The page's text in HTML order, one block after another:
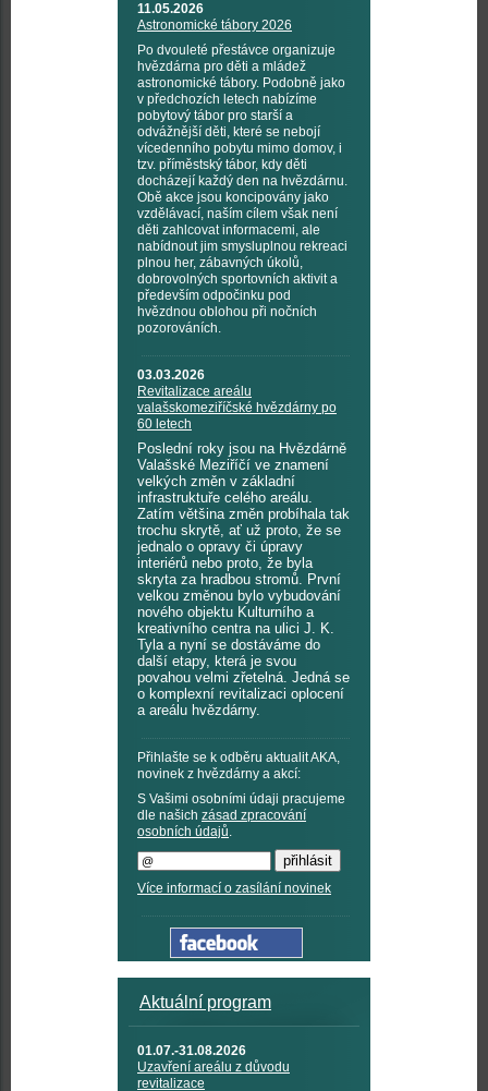
11.05.2026
Astronomické tábory 2026
Po dvouleté přestávce organizuje
hvězdárna pro děti a mládež
astronomické tábory. Podobně jako
v předchozích letech nabízíme
pobytový tábor pro starší a
odvážnější děti, které se nebojí
vícedenního pobytu mimo domov, i
tzv. příměstský tábor, kdy děti
docházejí každý den na hvězdárnu.
Obě akce jsou koncipovány jako
vzdělávací, naším cílem však není
děti zahlcovat informacemi, ale
nabídnout jim smysluplnou rekreaci
plnou her, zábavných úkolů,
dobrovolných sportovních aktivit a
především odpočinku pod
hvězdnou oblohou při nočních
pozorováních.
03.03.2026
Revitalizace areálu
valašskomeziříčské hvězdárny po
60 letech
Poslední roky jsou na Hvězdárně
Valašské Meziříčí ve znamení
velkých změn v základní
infrastruktuře celého areálu.
Zatím většina změn probíhala tak
trochu skrytě, ať už proto, že se
jednalo o opravy či úpravy
interiérů nebo proto, že byla
skryta za hradbou stromů. První
velkou změnou bylo vybudování
nového objektu Kulturního a
kreativního centra na ulici J. K.
Tyla a nyní se dostáváme do
další etapy, která je svou
povahou velmi zřetelná. Jedná se
o komplexní revitalizaci oplocení
a areálu hvězdárny.
Přihlašte se k odběru aktualit AKA,
novinek z hvězdárny a akcí:
S Vašimi osobními údaji pracujeme
dle našich zásad zpracování
osobních údajů.
Více informací o zasílání novinek
Aktuální program
01.07.-31.08.2026
Uzavření areálu z důvodu
revitalizace